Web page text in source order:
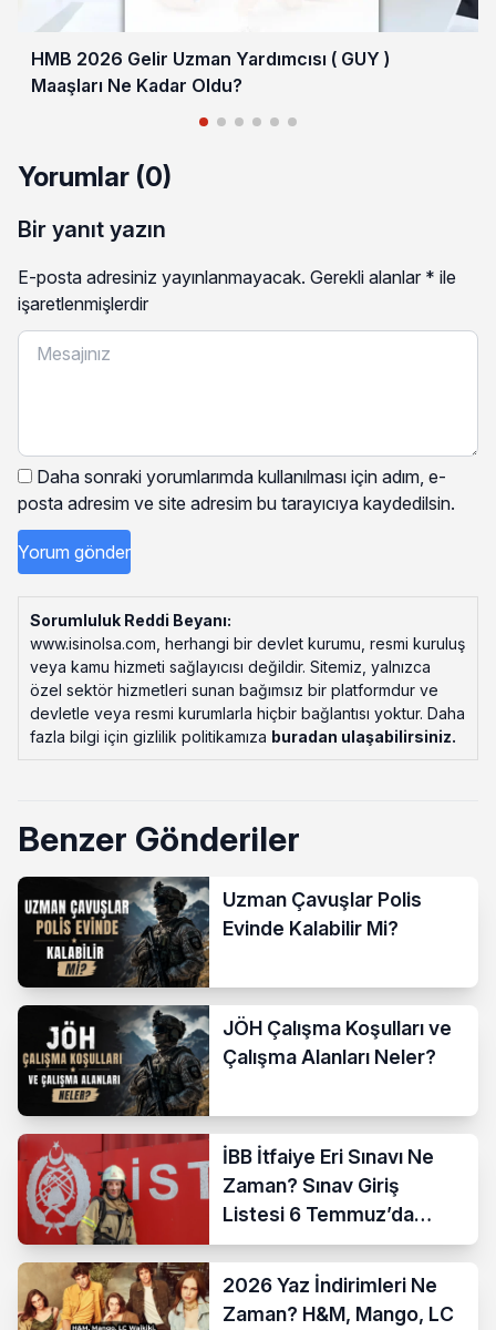
HMB 2026 Gelir Uzman Yardımcısı ( GUY )
Maaşları Ne Kadar Oldu?
Yorumlar (0)
Bir yanıt yazın
E-posta adresiniz yayınlanmayacak. Gerekli alanlar * ile
işaretlenmişlerdir
Daha sonraki yorumlarımda kullanılması için adım, e-
posta adresim ve site adresim bu tarayıcıya kaydedilsin.
Sorumluluk Reddi Beyanı:
www.isinolsa.com, herhangi bir devlet kurumu, resmi kuruluş
veya kamu hizmeti sağlayıcısı değildir. Sitemiz, yalnızca
özel sektör hizmetleri sunan bağımsız bir platformdur ve
devletle veya resmi kurumlarla hiçbir bağlantısı yoktur. Daha
fazla bilgi için gizlilik politikamıza buradan ulaşabilirsiniz.
Benzer Gönderiler
Uzman Çavuşlar Polis
Evinde Kalabilir Mi?
JÖH Çalışma Koşulları ve
Çalışma Alanları Neler?
İBB İtfaiye Eri Sınavı Ne
Zaman? Sınav Giriş
Listesi 6 Temmuz’da
Açıklanıyor
2026 Yaz İndirimleri Ne
Zaman? H&M, Mango, LC